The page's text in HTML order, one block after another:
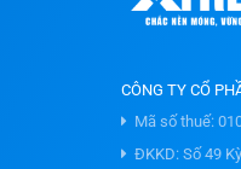
CÔNG TY CỔ
Mã số thuế:
ĐKKD: Số 49